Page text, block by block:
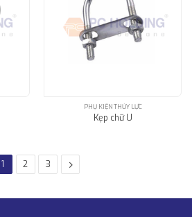
PHỤ KIỆN THỦY LỰC
Kẹp chữ U
1 2 3